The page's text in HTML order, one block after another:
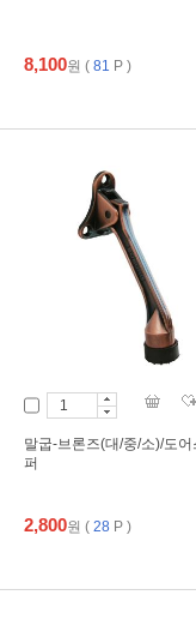
8,100원 ( 81 P )
말굽-브론즈(대/중/소)/도어
퍼
2,800원 ( 28 P )